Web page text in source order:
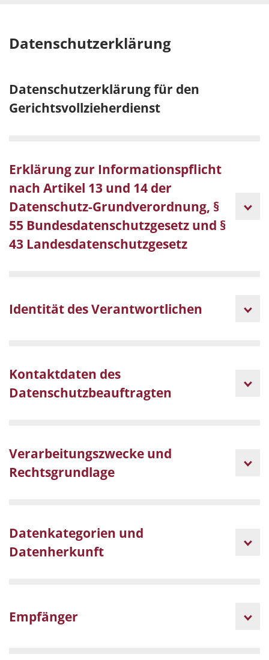
Datenschutzerklärung
Datenschutzerklärung für den
Gerichtsvollzieherdienst
Erklärung zur Informationspflicht
nach Artikel 13 und 14 der
Datenschutz-Grundverordnung, §
55 Bundesdatenschutzgesetz und §
43 Landesdatenschutzgesetz
Identität des Verantwortlichen
Kontaktdaten des
Datenschutzbeauftragten
Verarbeitungszwecke und
Rechtsgrundlage
Datenkategorien und
Datenherkunft
Empfänger